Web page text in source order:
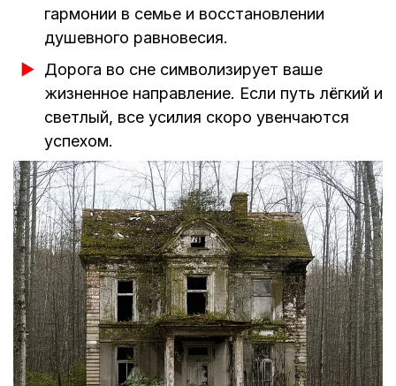
гармонии в семье и восстановлении
душевного равновесия.
Дорога во сне символизирует ваше
жизненное направление. Если путь лёгкий и
светлый, все усилия скоро увенчаются
успехом.